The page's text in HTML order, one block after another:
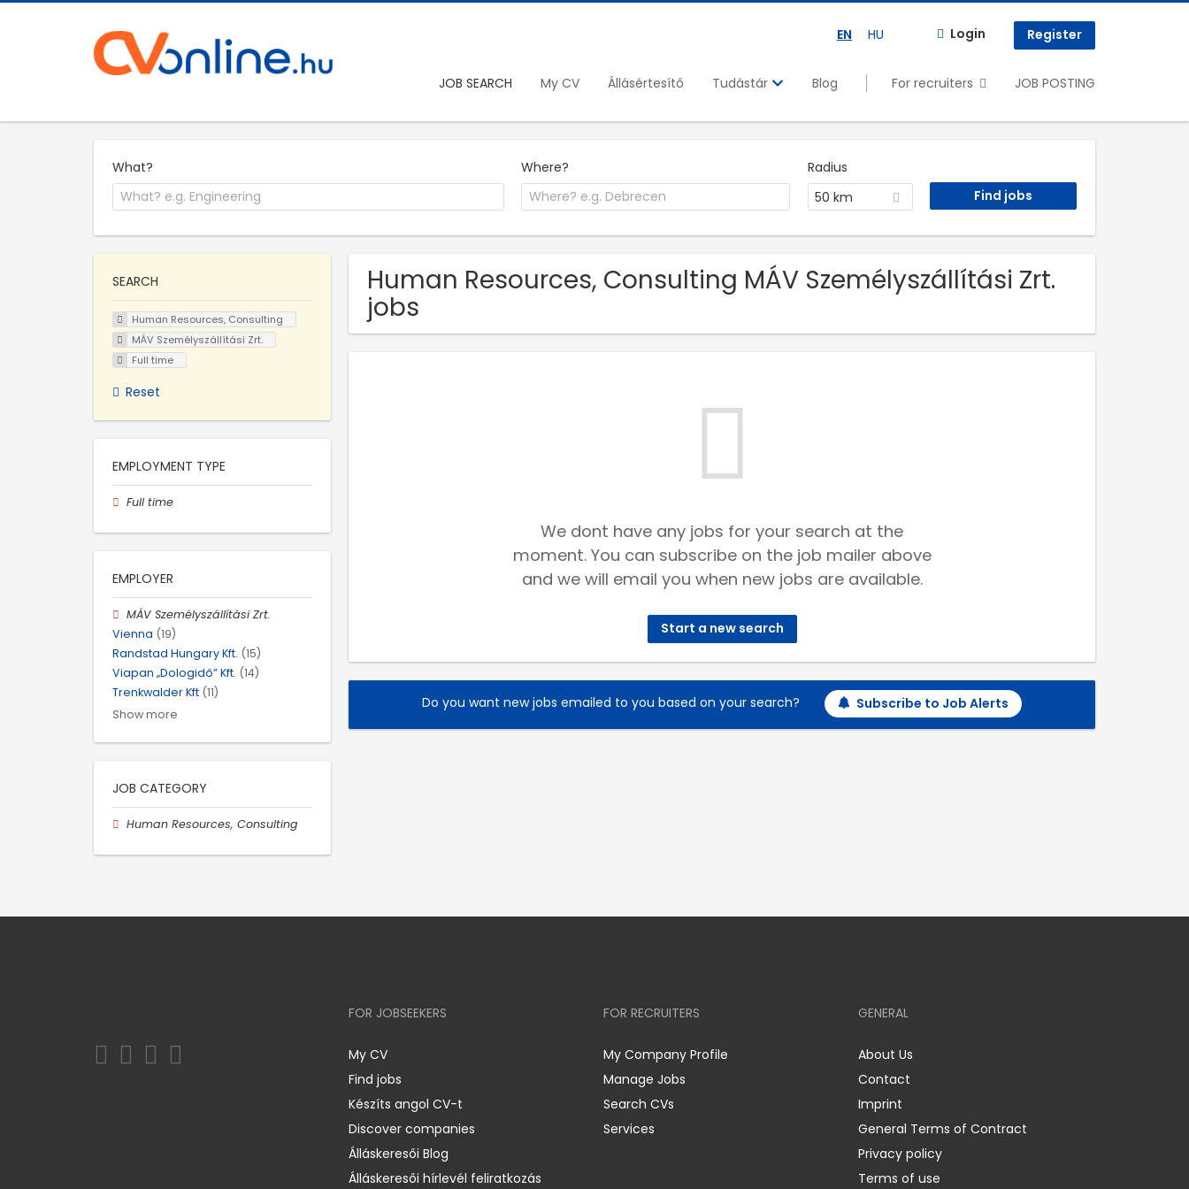
EN HU Login Register
JOB SEARCH My CV Állásértesítő Tudástár Blog For recruiters JOB POSTING
What? Where?
Radius
50 km
Human Resources, Consulting MÁV Személyszállítási Zrt.
jobs
We dont have any jobs for your search at the
moment. You can subscribe on the job mailer above
and we will email you when new jobs are available.
Start a new search
Do you want new jobs emailed to you based on your search? Subscribe to Job Alerts
SEARCH
Human Resources, Consulting
MÁV Személyszállítási Zrt.
Full time
Reset
EMPLOYMENT TYPE
Full time
EMPLOYER
MÁV Személyszállítási Zrt.
Vienna (19)
Randstad Hungary Kft. (15)
Viapan „Dologidő” Kft. (14)
Trenkwalder Kft (11)
Show more
JOB CATEGORY
Human Resources, Consulting
FOR JOBSEEKERS
My CV
Find jobs
Készíts angol CV-t
Discover companies
Álláskeresői Blog
Álláskeresői hírlevél feliratkozás
FOR RECRUITERS
My Company Profile
Manage Jobs
Search CVs
Services
GENERAL
About Us
Contact
Imprint
General Terms of Contract
Privacy policy
Terms of use